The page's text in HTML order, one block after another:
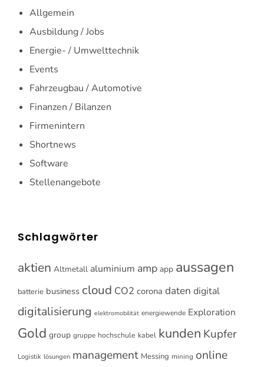
Allgemein
Ausbildung / Jobs
Energie- / Umwelttechnik
Events
Fahrzeugbau / Automotive
Finanzen / Bilanzen
Firmenintern
Shortnews
Software
Stellenangebote
Schlagwörter
aktien Altmetall aluminium amp app aussagen
batterie business cloud CO2 corona daten digital
digitalisierung elektromobilität energiewende Exploration
Gold group gruppe hochschule kabel kunden Kupfer
Logistik lösungen management Messing mining online